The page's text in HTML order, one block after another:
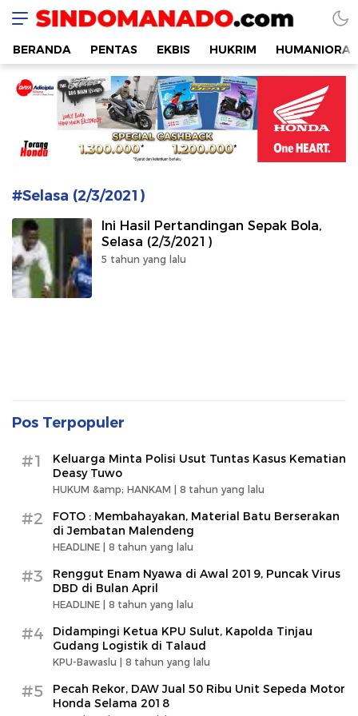
SINDOMANADO
Informatif dan Edukatif
BERANDA PENTAS EKBIS HUKRIM HUMANIORA
#Selasa (2/3/2021)
Ini Hasil Pertandingan Sepak Bola,
Selasa (2/3/2021)
5 tahun yang lalu
Pos Terpopuler
#1
Keluarga Minta Polisi Usut Tuntas Kasus Kematian
Deasy Tuwo
HUKUM &amp; HANKAM | 8 tahun yang lalu
#2
FOTO : Membahayakan, Material Batu Berserakan
di Jembatan Malendeng
HEADLINE | 8 tahun yang lalu
#3
Renggut Enam Nyawa di Awal 2019, Puncak Virus
DBD di Bulan April
HEADLINE | 8 tahun yang lalu
#4
Didampingi Ketua KPU Sulut, Kapolda Tinjau
Gudang Logistik di Talaud
KPU-Bawaslu | 8 tahun yang lalu
#5
Pecah Rekor, DAW Jual 50 Ribu Unit Sepeda Motor
Honda Selama 2018